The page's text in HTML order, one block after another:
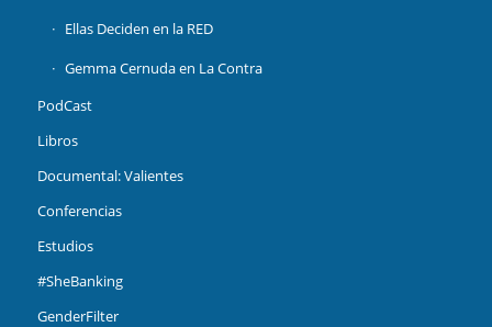
Ellas Deciden en la RED
Gemma Cernuda en La Contra
PodCast
Libros
Documental: Valientes
Conferencias
Estudios
#SheBanking
GenderFilter